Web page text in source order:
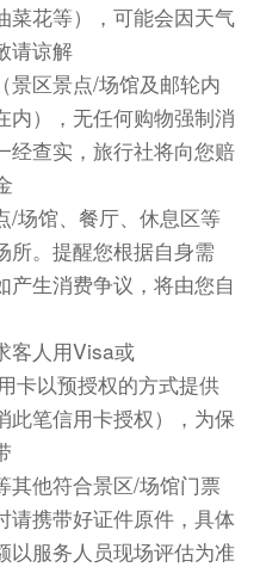
独立宫-自由钟-宾夕法
书馆-内港（含中文陪同
的酒店大堂等您。继续
您可在下单时点击“更多
多酒店和房型选择。最
了房型名称、床型、含
度假旅游费，需前台
酒店提醒！
及份数若与需求不一
调整。
菜花等），可能会因天气
请谅解
景区景点/场馆及邮轮内
内），无任何购物强制消
经查实，旅行社将向您赔
/场馆、餐厅、休息区等
所。提醒您根据自身需
生消费争议，将由您自
客人用Visa或
卡以预授权的方式提供
此笔信用卡授权），为保
其他符合景区/场馆门票
请携带好证件原件，具体
以服务人员现场评估为准